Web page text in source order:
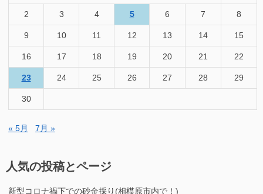
2 3 4 5 6 7 8
9 10 11 12 13 14 15
16 17 18 19 20 21 22
23 24 25 26 27 28 29
30
« 5月 7月 »
人気の投稿とページ
新型コロナ禍下での砂金採り(相模原市内で！)